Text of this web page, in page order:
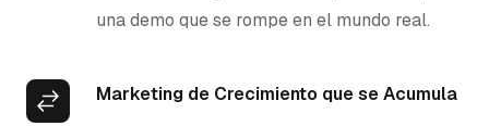
una demo que se rompe en el mundo real.
Marketing de Crecimiento que se Acumula